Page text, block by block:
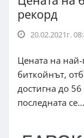
рекорд
20.02.2021г.
Цената на
биткойнът,
достигна до
последната се...